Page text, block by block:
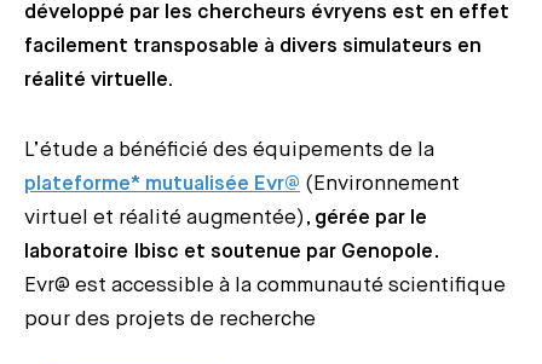
développé par les chercheurs évryens est en effet
facilement transposable à divers simulateurs en
réalité virtuelle.
L’étude a bénéficié des équipements de la
plateforme* mutualisée Evr@ (Environnement
virtuel et réalité augmentée), gérée par le
laboratoire Ibisc et soutenue par Genopole.
Evr@ est accessible à la communauté scientifique
pour des projets de recherche